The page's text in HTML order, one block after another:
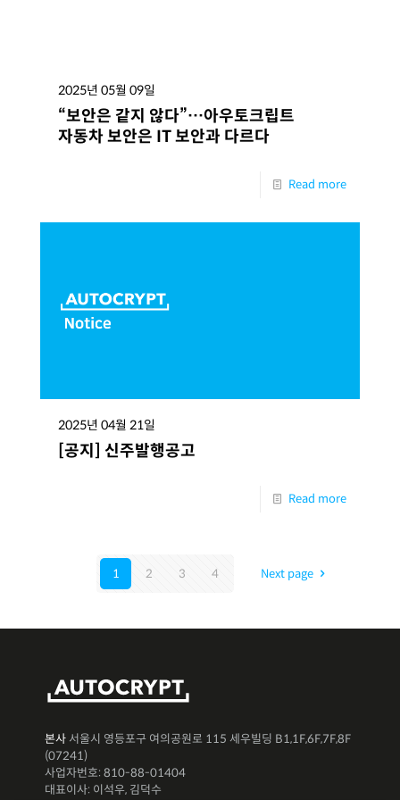
2025년 05월 09일
“보안은 같지 않다”…아우토크립트
자동차 보안은 IT 보안과 다르다
Read more
2025년 04월 21일
[공지] 신주발행공고
Read more
1 2 3 4 Next page
본사 서울시 영등포구 여의공원로 115 세우빌딩 B1,1F,6F,7F,8F
(07241)
사업자번호: 810-88-01404
대표이사: 이석우, 김덕수